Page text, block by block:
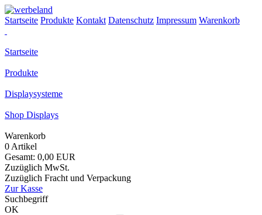
Startseite Produkte Kontakt Datenschutz Impressum Warenkorb
Startseite
Produkte
Displaysysteme
Shop Displays
Warenkorb
0 Artikel
Gesamt: 0,00 EUR
Zuzüglich MwSt.
Zuzüglich Fracht und Verpackung
Zur Kasse
Suchbegriff
OK